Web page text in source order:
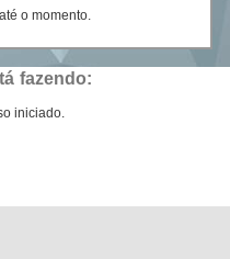
o momento.
fazendo:
iniciado.